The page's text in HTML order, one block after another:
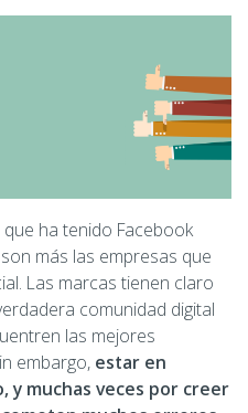
ha tenido Facebook
más las empresas que
Las marcas tienen claro
comunidad digital
las mejores
embargo, estar en
y muchas veces por creer